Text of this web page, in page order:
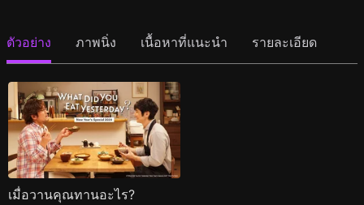
ตัวอย่าง ภาพนิ่ง เนื้อหาที่แนะนำ รายละเอียด
เมื่อวานคุณทานอะไร?